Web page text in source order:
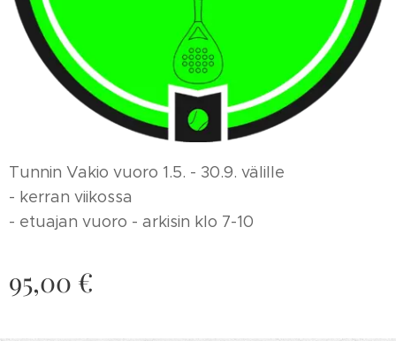
Tunnin Vakio vuoro 1.5. - 30.9. välille
- kerran viikossa
- etuajan vuoro - arkisin klo 7-10
95,00 €